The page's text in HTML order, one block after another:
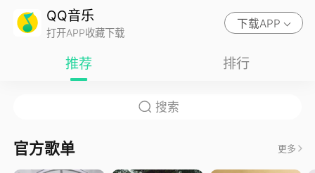
QQ音乐
打开APP收藏下载
下载APP
推荐 排行
官方歌单 更多